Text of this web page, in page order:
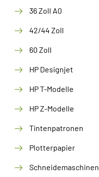
36 Zoll A0
42/44 Zoll
60 Zoll
HP Designjet
HP T-Modelle
HP Z-Modelle
Tintenpatronen
Plotterpapier
Schneidemaschinen